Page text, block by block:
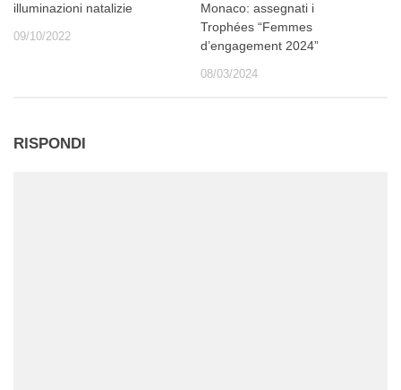
illuminazioni natalizie
09/10/2022
Monaco: assegnati i
Trophées “Femmes
d’engagement 2024”
08/03/2024
RISPONDI